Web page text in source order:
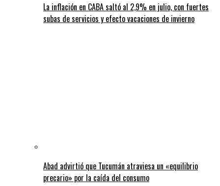
La inflación en CABA saltó al 2,9% en julio, con fuertes
subas de servicios y efecto vacaciones de invierno
Abad advirtió que Tucumán atraviesa un «equilibrio
precario» por la caída del consumo